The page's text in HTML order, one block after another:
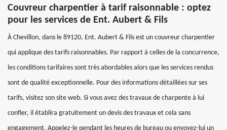
Couvreur charpentier à tarif raisonnable : optez
pour les services de Ent. Aubert & Fils
À Chevillon, dans le 89120, Ent. Aubert & Fils est un couvreur charpentier
qui applique des tarifs raisonnables. Par rapport à celles de la concurrence,
les conditions tarifaires sont très abordables alors que les services rendus
sont de qualité exceptionnelle. Pour des informations détaillées sur ses
tarifs, visitez son site web. Si vous avez des travaux de charpente à lui
confier, il établira gratuitement un devis des travaux et cela sans
engagement. Appelez-le pendant les heures de bureau ou envoyez-lui un